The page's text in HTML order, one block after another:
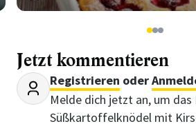
123
Jetzt kommentieren
Registrieren oder
Melde dich jetzt an, um das
Süßkartoffelknödel mit